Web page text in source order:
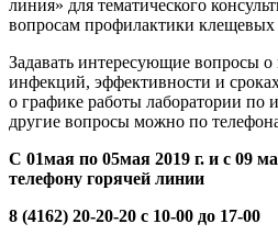
линия» для тематического
вопросам профилактики
Задавать интересующие вопросы
инфекций, эффективности и
о графике работы лаборатории по
другие вопросы можно по
С 01мая по 05мая 2019 г. и с 09
телефону горячей линии
8 (4162) 20-20-20 с 10-00 до 17-00